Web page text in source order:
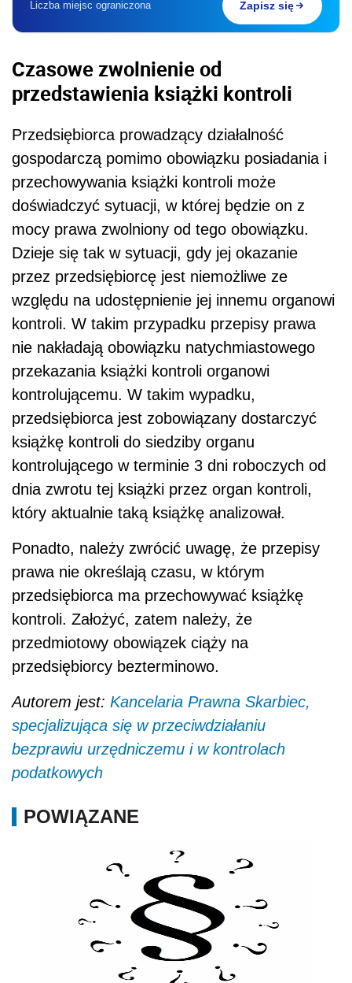
Liczba miejsc ograniczona Zapisz się
Czasowe zwolnienie od
przedstawienia książki kontroli
Przedsiębiorca prowadzący działalność
gospodarczą pomimo obowiązku posiadania i
przechowywania książki kontroli może
doświadczyć sytuacji, w której będzie on z
mocy prawa zwolniony od tego obowiązku.
Dzieje się tak w sytuacji, gdy jej okazanie
przez przedsiębiorcę jest niemożliwe ze
względu na udostępnienie jej innemu organowi
kontroli. W takim przypadku przepisy prawa
nie nakładają obowiązku natychmiastowego
przekazania książki kontroli organowi
kontrolującemu. W takim wypadku,
przedsiębiorca jest zobowiązany dostarczyć
książkę kontroli do siedziby organu
kontrolującego w terminie 3 dni roboczych od
dnia zwrotu tej książki przez organ kontroli,
który aktualnie taką książkę analizował.
Ponadto, należy zwrócić uwagę, że przepisy
prawa nie określają czasu, w którym
przedsiębiorca ma przechowywać książkę
kontroli. Założyć, zatem należy, że
przedmiotowy obowiązek ciąży na
przedsiębiorcy bezterminowo.
Autorem jest: Kancelaria Prawna Skarbiec,
specjalizująca się w przeciwdziałaniu
bezprawiu urzędniczemu i w kontrolach
podatkowych
POWIĄZANE